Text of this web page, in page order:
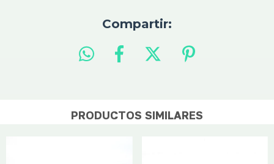
Compartir:
PRODUCTOS SIMILARES